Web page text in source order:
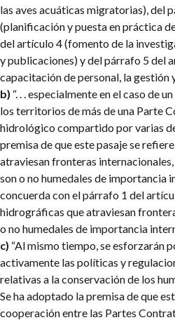
las aves acuáticas migratorias), del
(planificación y puesta en práctica
del artículo 4 (fomento de la
y publicaciones) y del párrafo 5 del
capacitación de personal, la gestión
b) “. . . especialmente en el caso de
los territorios de más de una Parte
hidrológico compartido por varias
premisa de que este pasaje se
atraviesan fronteras
son o no humedales de importancia
concuerda con el párrafo 1 del
hidrográficas que atraviesan
o no humedales de importancia
c) “Al mismo tiempo, se esforzarán
activamente las políticas y
relativas a la conservación de los
Se ha adoptado la premisa de que
cooperación entre las Partes